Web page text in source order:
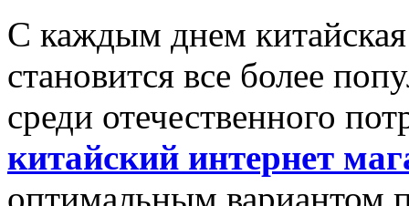
С каждым днем
становится все более
среди отечественного
китайский интернет